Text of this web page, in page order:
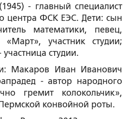
- главный специалист
центра ФСК ЕЭС. Дети: сын
математики, певец,
«Март», участник студии;
студии.
Макаров Иван Иванович
- автор народного
гремит колокольчик»,
конвойной роты.